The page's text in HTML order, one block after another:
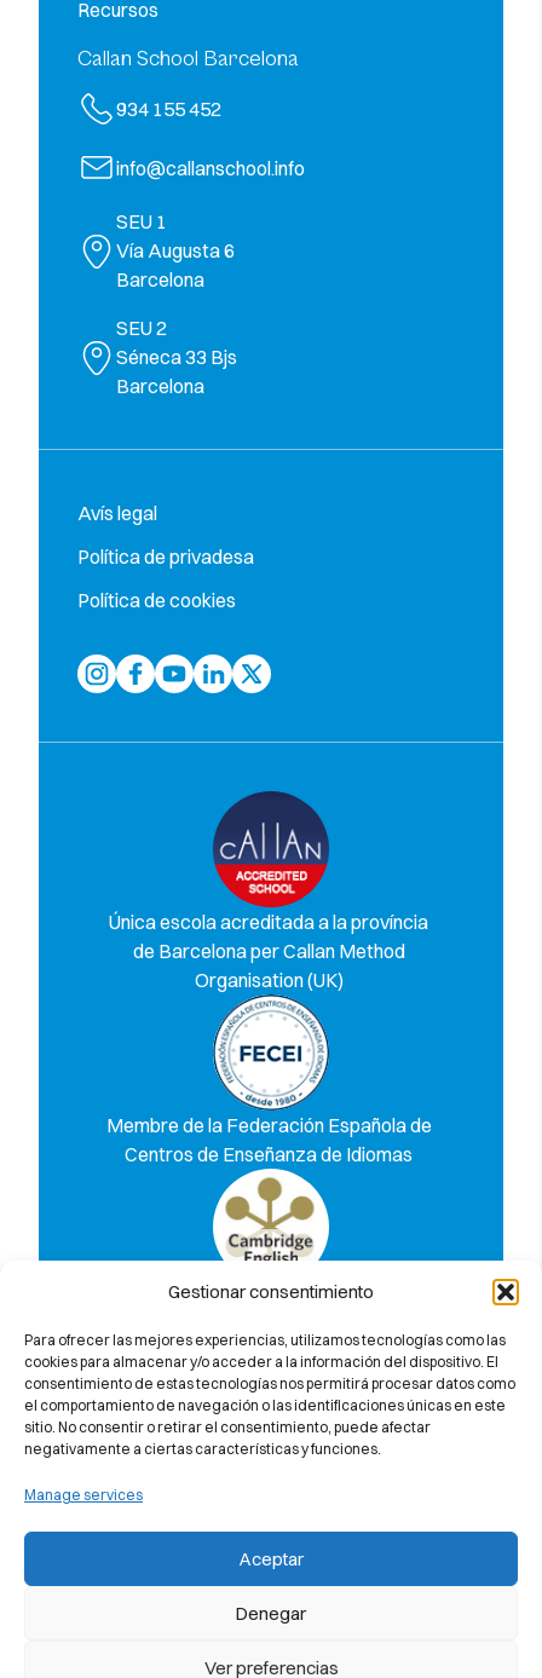
Gestionar consentimiento
Para ofrecer las mejores experiencias, utilizamos tecnologías como las
cookies para almacenar y/o acceder a la información del dispositivo. El
consentimiento de estas tecnologías nos permitirá procesar datos como
el comportamiento de navegación o las identificaciones únicas en este
sitio. No consentir o retirar el consentimiento, puede afectar
negativamente a ciertas características y funciones.
Manage services
Aceptar
Denegar
Ver preferencias
Recursos
Callan School Barcelona
934 155 452
info@callanschool.info
SEU 1
Vía Augusta 6
Barcelona
SEU 2
Séneca 33 Bjs
Barcelona
Avís legal
Política de privadesa
Política de cookies
Única escola acreditada a la província
de Barcelona per Callan Method
Organisation (UK)
Membre de la Federación Española de
Centros de Enseñanza de Idiomas
Descobreix per què et garantim al
100% l’aprovat a l’examen de
Cambridge University